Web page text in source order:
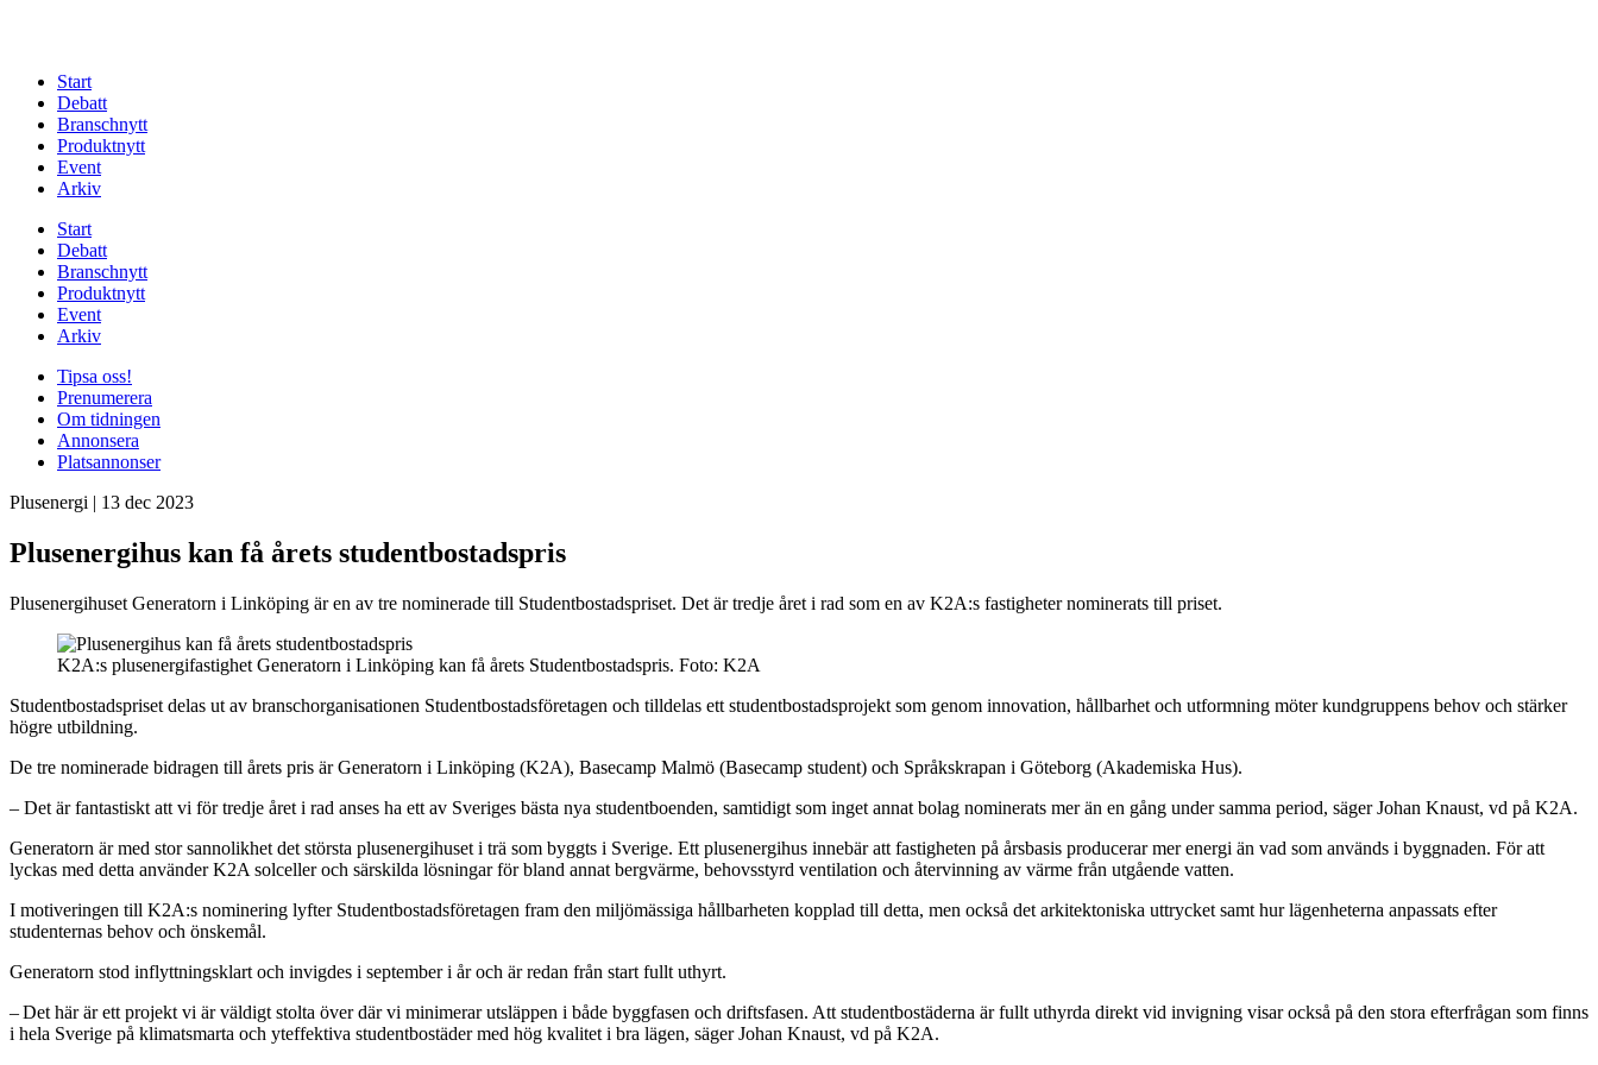
Start
Debatt
Branschnytt
Produktnytt
Event
Arkiv
Start
Debatt
Branschnytt
Produktnytt
Event
Arkiv
Tipsa oss!
Prenumerera
Om tidningen
Annonsera
Platsannonser
Plusenergi | 13 dec 2023
Plusenergihus kan få årets studentbostadspris
Plusenergihuset Generatorn i Linköping är en av tre nominerade till Studentbostadspriset. Det är tredje året i rad som en av K2A:s fastigheter nominerats till priset.
K2A:s plusenergifastighet Generatorn i Linköping kan få årets Studentbostadspris. Foto: K2A
Studentbostadspriset delas ut av branschorganisationen Studentbostadsföretagen och tilldelas ett studentbostadsprojekt som genom innovation, hållbarhet och utformning möter kundgruppens behov och stärker
högre utbildning.
De tre nominerade bidragen till årets pris är Generatorn i Linköping (K2A), Basecamp Malmö (Basecamp student) och Språkskrapan i Göteborg (Akademiska Hus).
– Det är fantastiskt att vi för tredje året i rad anses ha ett av Sveriges bästa nya studentboenden, samtidigt som inget annat bolag nominerats mer än en gång under samma period, säger Johan Knaust, vd på K2A.
Generatorn är med stor sannolikhet det största plusenergihuset i trä som byggts i Sverige. Ett plusenergihus innebär att fastigheten på årsbasis producerar mer energi än vad som används i byggnaden. För att
lyckas med detta använder K2A solceller och särskilda lösningar för bland annat bergvärme, behovsstyrd ventilation och återvinning av värme från utgående vatten.
I motiveringen till K2A:s nominering lyfter Studentbostadsföretagen fram den miljömässiga hållbarheten kopplad till detta, men också det arkitektoniska uttrycket samt hur lägenheterna anpassats efter
studenternas behov och önskemål.
Generatorn stod inflyttningsklart och invigdes i september i år och är redan från start fullt uthyrt.
– Det här är ett projekt vi är väldigt stolta över där vi minimerar utsläppen i både byggfasen och driftsfasen. Att studentbostäderna är fullt uthyrda direkt vid invigning visar också på den stora efterfrågan som finns
i hela Sverige på klimatsmarta och yteffektiva studentbostäder med hög kvalitet i bra lägen, säger Johan Knaust, vd på K2A.